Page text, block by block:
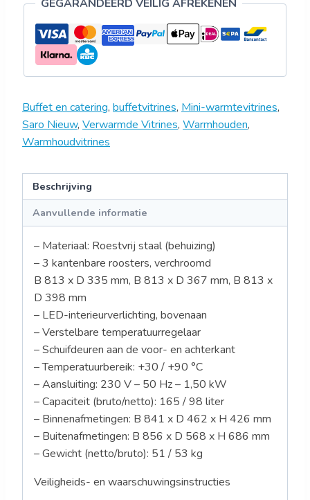
GEGARANDEERD VEILIG AFREKENEN
Buffet en catering, buffetvitrines, Mini-warmtevitrines,
Saro Nieuw, Verwarmde Vitrines, Warmhouden,
Warmhoudvitrines
Beschrijving
Aanvullende informatie
– Materiaal: Roestvrij staal (behuizing)
– 3 kantenbare roosters, verchroomd
B 813 x D 335 mm, B 813 x D 367 mm, B 813 x
D 398 mm
– LED-interieurverlichting, bovenaan
– Verstelbare temperatuurregelaar
– Schuifdeuren aan de voor- en achterkant
– Temperatuurbereik: +30 / +90 °C
– Aansluiting: 230 V – 50 Hz – 1,50 kW
– Capaciteit (bruto/netto): 165 / 98 liter
– Binnenafmetingen: B 841 x D 462 x H 426 mm
– Buitenafmetingen: B 856 x D 568 x H 686 mm
– Gewicht (netto/bruto): 51 / 53 kg
Veiligheids- en waarschuwingsinstructies